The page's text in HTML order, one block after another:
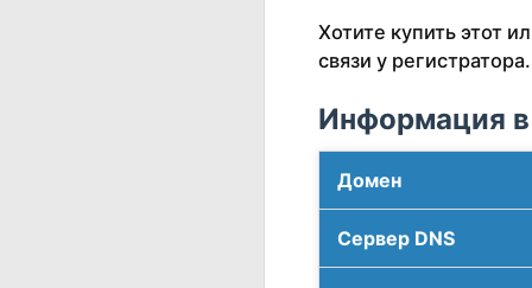
Хотите купить этот
связи у регистратора.
Информация в
Домен
Сервер DNS